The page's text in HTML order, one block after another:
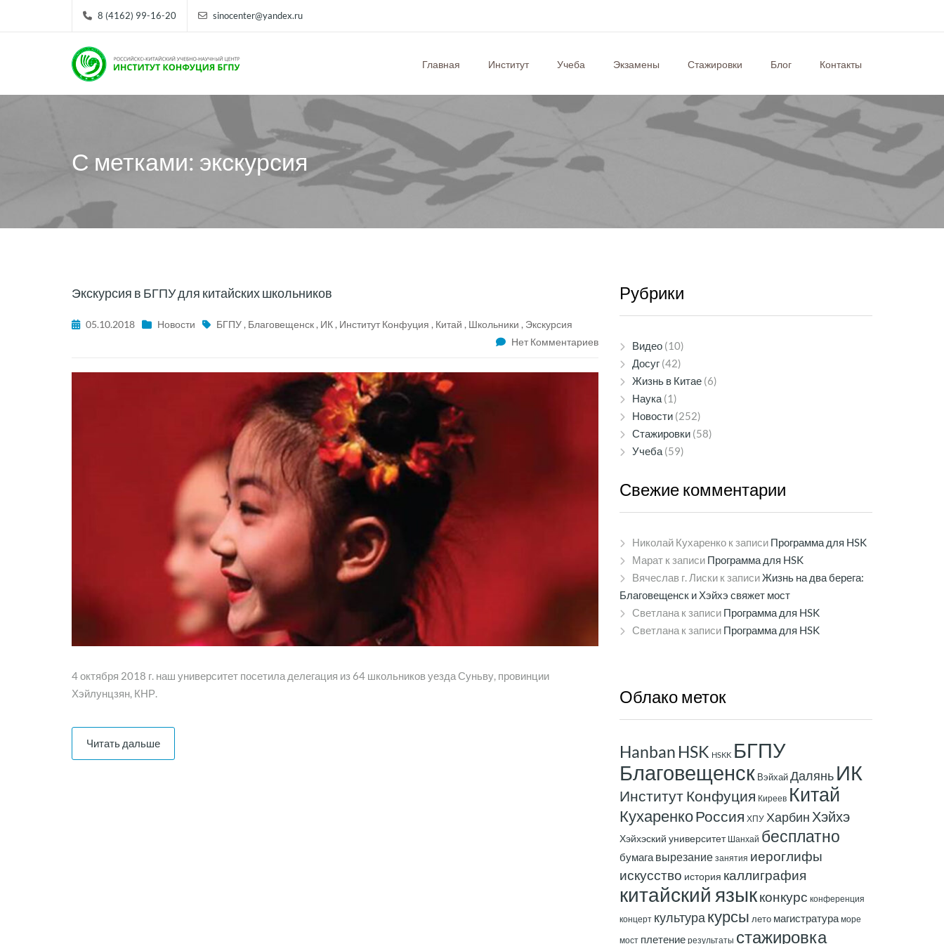
8 (4162) 99-16-20 sinocenter@yandex.ru
Главная Институт Учеба Экзамены Стажировки Блог Контакты
С метками: экскурсия
Экскурсия в БГПУ для китайских школьников
05.10.2018 Новости БГПУ , Благовещенск , ИК , Институт Конфуция , Китай , Школьники , Экскурсия
Нет Комментариев
4 октября 2018 г. наш университет посетила делегация из 64 школьников уезда Суньву, провинции
Хэйлунцзян, КНР.
Читать дальше
Рубрики
Видео (10)
Досуг (42)
Жизнь в Китае (6)
Наука (1)
Новости (252)
Стажировки (58)
Учеба (59)
Свежие комментарии
Николай Кухаренко к записи Программа для HSK
Марат к записи Программа для HSK
Вячеслав г. Лиски к записиЖизнь на два берега:
Благовещенск и Хэйхэ свяжет мост
Светлана к записи Программа для HSK
Светлана к записи Программа для HSK
Облако меток
Hanban HSK HSKK БГПУ
Благовещенск ВэйхайДалянь ИК
Институт Конфуция Киреев Китай
КухаренкоРоссия ХПУ Харбин Хэйхэ
Хэйхэский университет Шанхай бесплатно
бумага вырезание занятия иероглифы
искусство история каллиграфия
китайский языкконкурс конференция
концерт культура курсы лето магистратура море
мост плетение результаты стажировка